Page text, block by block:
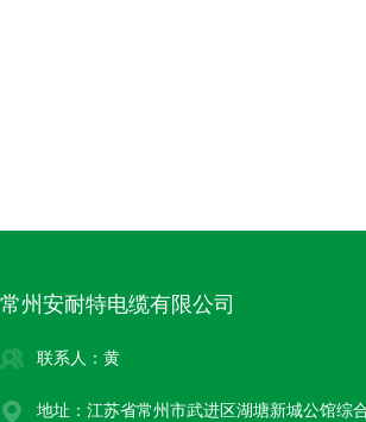
常州安耐特电缆有限公司
联系人：黄
地址：江苏省常州市武进区湖塘新城公馆综